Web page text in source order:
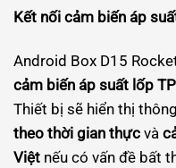
Kết nối cảm biến áp
Android Box D15
cảm biến áp suất lốp
Thiết bị sẽ hiển thị
theo thời gian thực và
Việt nếu có vấn đề bất